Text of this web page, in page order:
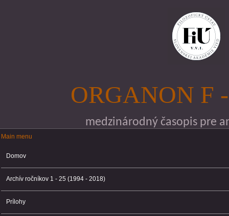
ORGANON F
medzinárodný časopis pre
Main menu
Main menu
Domov
Archív ročníkov 1 - 25 (1994 - 2018)
Prílohy